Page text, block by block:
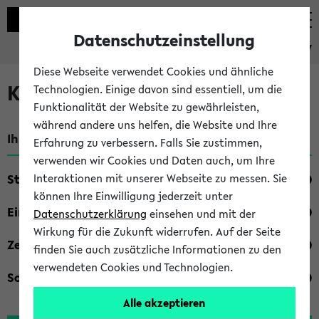
eKVV
Kombisuche im eKVV
Ihre Suchkriterien:
Studienfach
Einrichtung
Zeiten
Sonstiges
Datenschutzeinstellung
Diese Webseite verwendet Cookies und ähnliche
Technologien. Einige davon sind essentiell, um die
Funktionalität der Website zu gewährleisten,
während andere uns helfen, die Website und Ihre
Erfahrung zu verbessern. Falls Sie zustimmen,
verwenden wir Cookies und Daten auch, um Ihre
Interaktionen mit unserer Webseite zu messen. Sie
können Ihre Einwilligung jederzeit unter
Datenschutzerklärung einsehen und mit der
Wirkung für die Zukunft widerrufen. Auf der Seite
finden Sie auch zusätzliche Informationen zu den
verwendeten Cookies und Technologien.
Alle akzeptieren